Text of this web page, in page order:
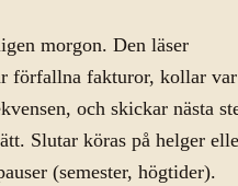
morgon. Den läser
förfallna fakturor, kollar var
och skickar nästa
Slutar köras på helger
(semester, högtider).